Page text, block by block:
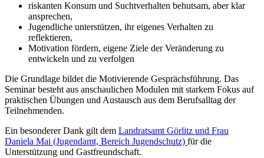
riskanten Konsum und Suchtverhalten behutsam, aber klar
ansprechen,
Jugendliche unterstützen, ihr eigenes Verhalten zu
reflektieren,
Motivation fördern, eigene Ziele der Veränderung zu
entwickeln und zu verfolgen
Die Grundlage bildet die Motivierende Gesprächsführung. Das
Seminar besteht aus anschaulichen Modulen mit starkem Fokus auf
praktischen Übungen und Austausch aus dem Berufsalltag der
Teilnehmenden.
Ein besonderer Dank gilt dem Landratsamt Görlitz und Frau
Daniela Mai (Jugendamt, Bereich Jugendschutz) für die
Unterstützung und Gastfreundschaft.